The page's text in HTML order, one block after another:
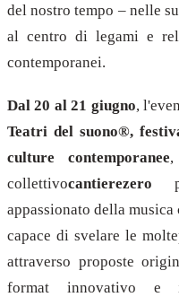
del nostro tempo – nelle
al centro di legami e
contemporanei.
Dal 20 al 21 giugno,
Teatri del suono®,
culture contemporanee,
collettivocantierezero
appassionato della
capace di svelare le
attraverso proposte
format innovativo e